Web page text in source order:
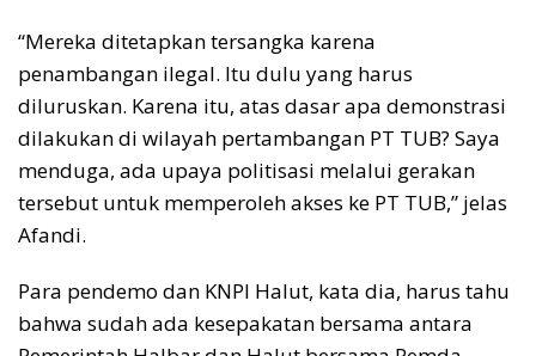
“Mereka ditetapkan tersangka karena
penambangan ilegal. Itu dulu yang harus
diluruskan. Karena itu, atas dasar apa demonstrasi
dilakukan di wilayah pertambangan PT TUB? Saya
menduga, ada upaya politisasi melalui gerakan
tersebut untuk memperoleh akses ke PT TUB,” jelas
Afandi.
Para pendemo dan KNPI Halut, kata dia, harus tahu
bahwa sudah ada kesepakatan bersama antara